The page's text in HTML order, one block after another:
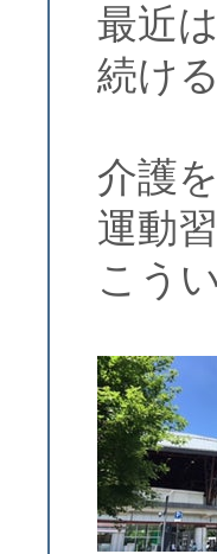
最近
続け
介護
運動
こう